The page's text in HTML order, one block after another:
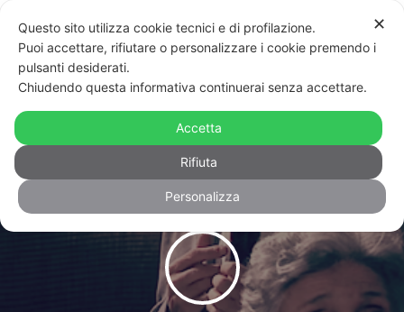
Lista di nozze: decimo episodio
“Disposizione ai tavoli”
✕
Questo sito utilizza cookie tecnici e di profilazione.
Puoi accettare, rifiutare o personalizzare i cookie premendo i
pulsanti desiderati.
Chiudendo questa informativa continuerai senza accettare.
Accetta
Rifiuta
Personalizza